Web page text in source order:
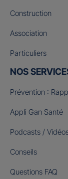
Construction
Association
Particuliers
NOS
Prévention :
Appli Gan Santé
Podcasts /
Conseils
Questions FAQ